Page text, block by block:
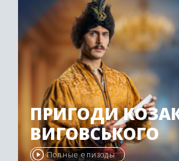
ПРИГОДИ
ВИГОВСЬКОГО
Полные епизоды